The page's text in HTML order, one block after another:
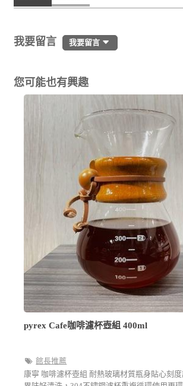
我要留言 我要留言
您可能也有興趣
pyrex Cafe咖啡濾杯壺組 400ml
館長推薦
康寧 咖啡濾杯壺組 耐熱玻璃材質瓶身貼心刻